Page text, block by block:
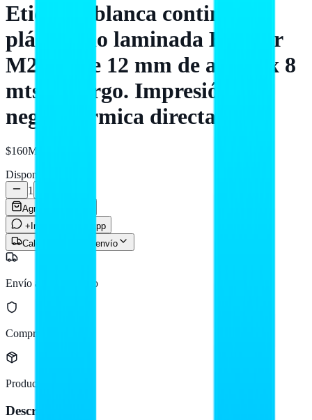
Etiqueta blanca continua
plástica no laminada Brother
M231 - de 12 mm de ancho x 8
mts de largo. Impresión en
negro Térmica directa
$160MXN
Disponible
1
Agregar al carrito
+Info por WhatsApp
Calcular costo de envío
Envío a todo México
Compra protegida
Producto original
Descripción